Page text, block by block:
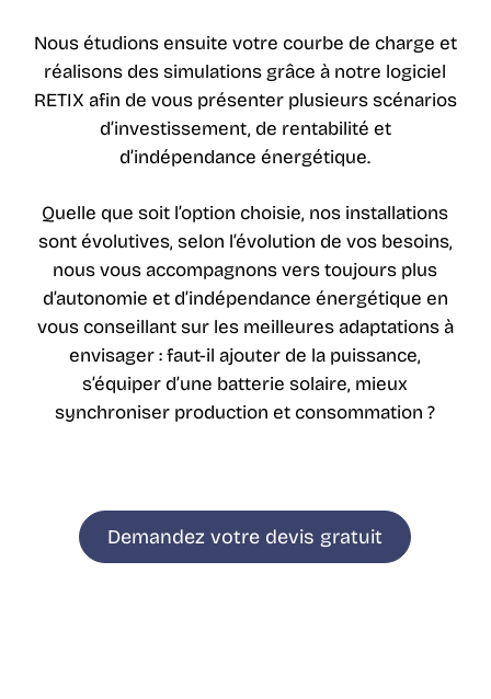
Nous étudions ensuite votre courbe de charge et
réalisons des simulations grâce à notre logiciel
RETIX afin de vous présenter plusieurs scénarios
d’investissement, de rentabilité et
d’indépendance énergétique.
Quelle que soit l’option choisie, nos installations
sont évolutives, selon l’évolution de vos besoins,
nous vous accompagnons vers toujours plus
d’autonomie et d’indépendance énergétique en
vous conseillant sur les meilleures adaptations à
envisager : faut-il ajouter de la puissance,
s’équiper d’une batterie solaire, mieux
synchroniser production et consommation ?
Demandez votre devis gratuit